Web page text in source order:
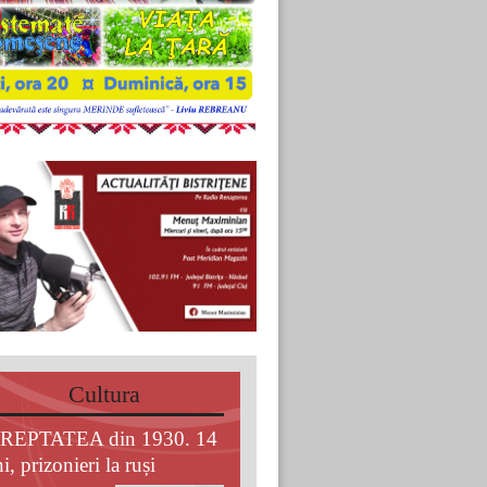
Cultura
din 1930. 14
prizonieri la ruși